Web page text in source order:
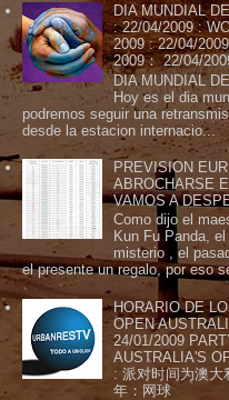
DIA MUNDIAL
: 22/04/2009 :
2009 : 22/04/
2009： 22/04/
DIA MUNDIAL
Hoy es el dia
podremos seguir una
desde la estacion internacio...
PREVISION
ABROCHARSE
VAMOS A
Como dijo el
Kun Fu Panda,
misterio , el
el presente un regalo, por eso
HORARIO DE
OPEN
24/01/2009
AUSTRALIA'S
: 派对时间为澳大
年：网球